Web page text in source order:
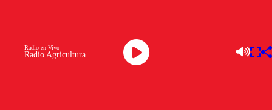
Radio Agricultura
Radio en Vivo